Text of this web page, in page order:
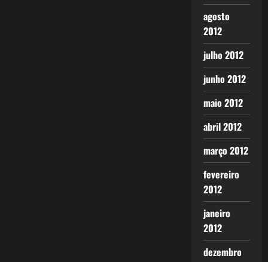
agosto
2012
julho 2012
junho 2012
maio 2012
abril 2012
março 2012
fevereiro
2012
janeiro
2012
dezembro